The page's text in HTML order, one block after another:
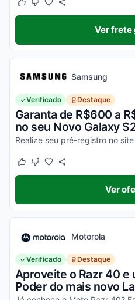
Este cupom funcionou
Este cupom não funcionou
Ver frete
Samsung
Verificado Destaque
Garanta de R$600 a
no seu Novo Galaxy
Este cupom funcionou
Este cupom não funcionou
Ver
Motorola
Verificado Destaque
Aproveite o Razr 40 e
Poder do mais novo